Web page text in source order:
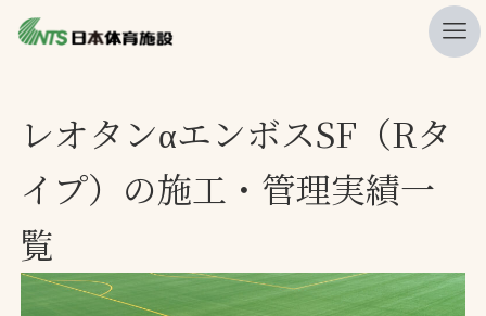
ニュース
プレスリリース
レポート
製品・サービス一覧
レオタンαエンボスSF（Rタ
イプ）の施工・管理実績一
覧